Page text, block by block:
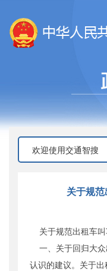
关于规
关于规范出租车叫
一、关于回归大众
认识的建议。关于